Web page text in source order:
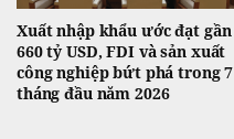
Xuất nhập khẩu ước đạt gần
660 tỷ USD, FDI và sản xuất
công nghiệp bứt phá trong 7
tháng đầu năm 2026